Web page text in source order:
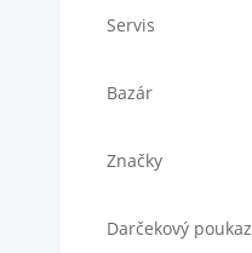
Servis
Bazár
Značky
Darčekový poukaz